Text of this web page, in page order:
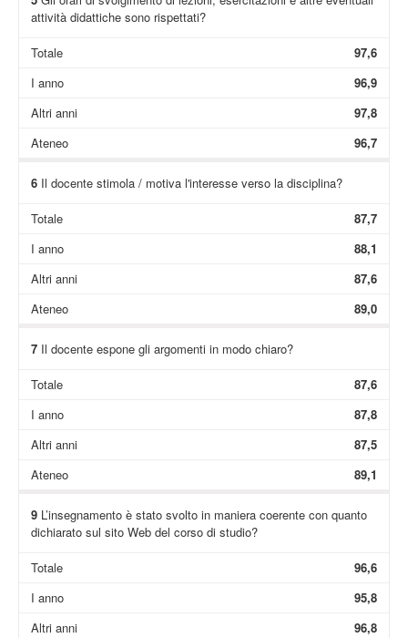
attività didattiche sono rispettati?
Totale
97,6
I anno
96,9
Altri anni
97,8
Ateneo
96,7
6Il docente stimola / motiva l'interesse verso la disciplina?
Totale
87,7
I anno
88,1
Altri anni
87,6
Ateneo
89,0
7Il docente espone gli argomenti in modo chiaro?
Totale
87,6
I anno
87,8
Altri anni
87,5
Ateneo
89,1
9L’insegnamento è stato svolto in maniera coerente con quanto
dichiarato sul sito Web del corso di studio?
Totale
96,6
I anno
95,8
Altri anni
96,8